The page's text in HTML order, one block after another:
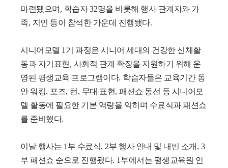
마련됐으며 , 학습자32명을 비롯해 행사 관계자와 가
족, 지인 등이 참석한 가운데 진행됐다.
시니어모델 1 기 과정은 시니어 세대의 건강한 신체활
동과 자기표현 , 사회적 관계 확장을 지원하기 위해 운
영된 평생교육 프로그램이다. 학습자들은 교육기간 동
안 워킹, 포즈, 턴 , 무대 표현, 패션쇼 동선 등 시니어모
델 활동에 필요한 기본 역량을 익히며 수료식과 패션쇼
를 준비했다.
이날 행사는 1 부 수료식, 2부 행사 안내 및 내빈 소개 , 3
부 패션쇼 순으로 진행됐다. 1 부에서는 평생교육원 인